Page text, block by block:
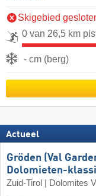
Skigebied
0 van 26,5 km
- cm (berg)
Actueel
Gröden (Val
Dolomieten-
Zuid-Tirol | Dolomites